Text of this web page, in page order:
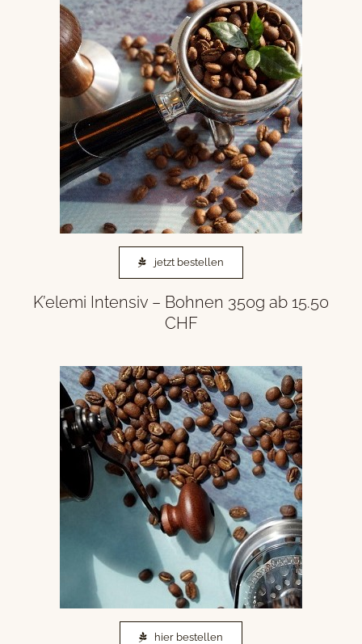
jetzt bestellen
K’elemi Intensiv – Bohnen 350g ab 15.50
CHF
hier bestellen